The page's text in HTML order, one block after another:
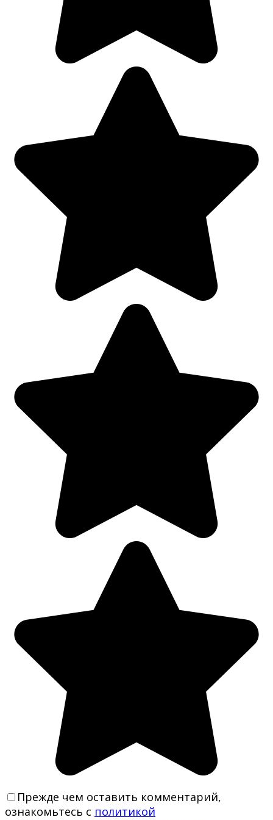
Прежде чем оставить комментарий,
ознакомьтесь с политикой